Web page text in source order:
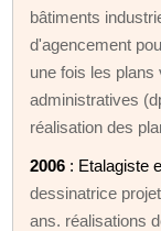
bâtiments
d'agencement
une fois les plans
administratives
réalisation des
2006 : Etalagiste
dessinatrice
ans. réalisations